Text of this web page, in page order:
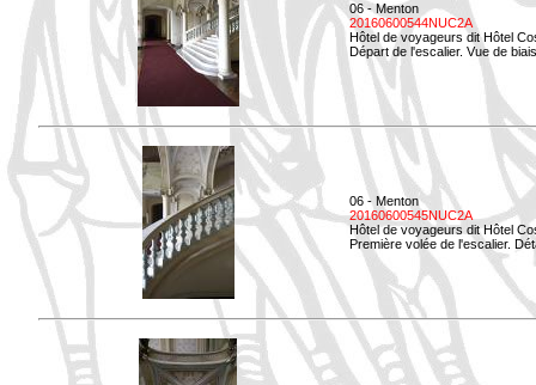
06 - Menton
20160600544NUC2A
Hôtel de voyageurs dit Hôtel
Départ de l'escalier. Vue de
06 - Menton
20160600545NUC2A
Hôtel de voyageurs dit Hôtel
Première volée de l'escalier.